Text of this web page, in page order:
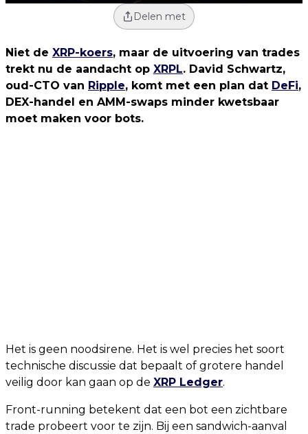
Delen met
Niet de XRP-koers, maar de uitvoering van trades
trekt nu de aandacht op XRPL. David Schwartz,
oud-CTO van Ripple, komt met een plan dat DeFi,
DEX-handel en AMM-swaps minder kwetsbaar
moet maken voor bots.
Het is geen noodsirene. Het is wel precies het soort
technische discussie dat bepaalt of grotere handel
veilig door kan gaan op de XRP Ledger.
Front-running betekent dat een bot een zichtbare
trade probeert voor te zijn. Bij een sandwich-aanval